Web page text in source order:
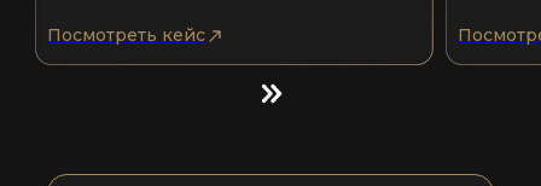
Посмотреть кейс